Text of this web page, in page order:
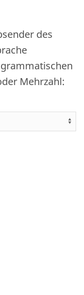
des
Mehrzahl: